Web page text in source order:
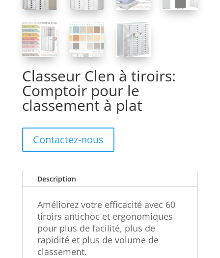
Classeur Clen à tiroirs:
Comptoir pour le
classement à plat
Contactez-nous
Description
Améliorez votre efficacité avec 60
tiroirs antichoc et ergonomiques
pour plus de facilité, plus de
rapidité et plus de volume de
classement.